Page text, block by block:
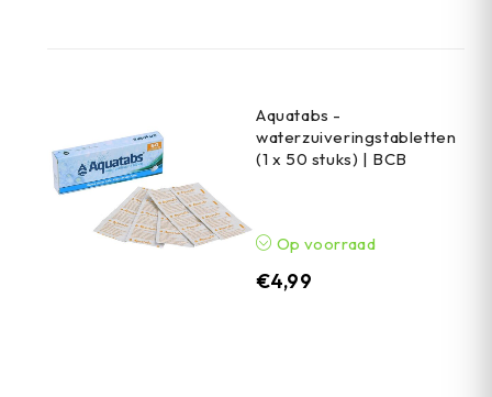
Aquatabs -
waterzuiveringstabletten
(1 x 50 stuks) | BCB
Op voorraad
€4,99